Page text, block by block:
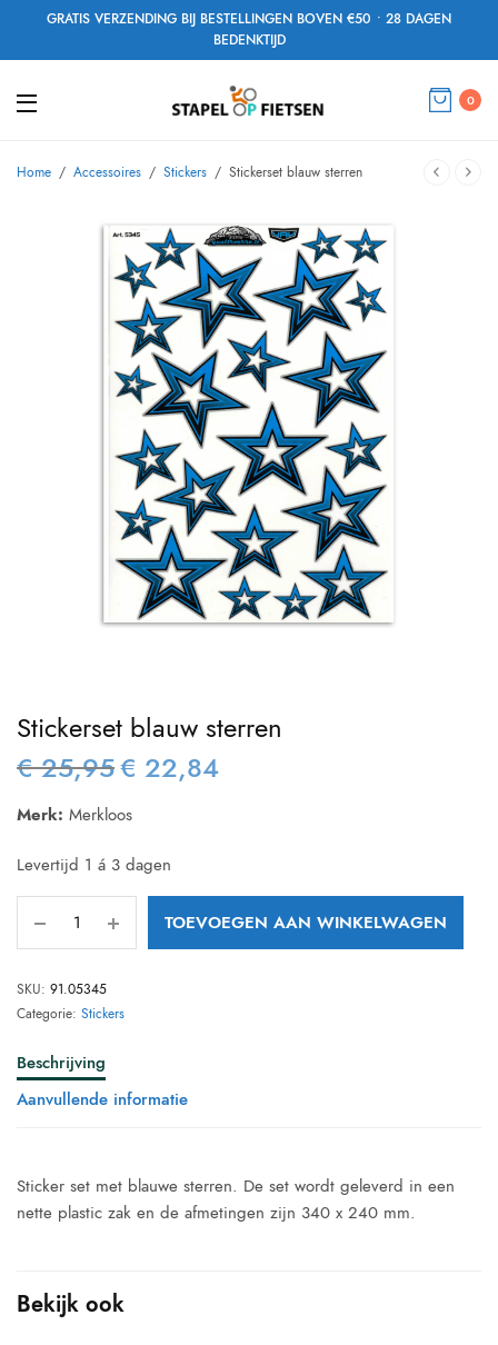
GRATIS VERZENDING BIJ BESTELLINGEN BOVEN €50 • 28 DAGEN
BEDENKTIJD
0
Home / Accessoires / Stickers / Stickerset blauw sterren
Stickerset blauw sterren
€25,95 Oorspronkelijke
€ 25,95.
€ 22,84Huidige
Merk: Merkloos
Levertijd 1 á 3 dagen
TOEVOEGEN AAN WINKELWAGEN
SKU: 91.05345
Categorie: Stickers
Beschrijving
Aanvullende informatie
Sticker set met blauwe sterren. De set wordt geleverd in een
nette plastic zak en de afmetingen zijn 340 x 240 mm.
Bekijk ook